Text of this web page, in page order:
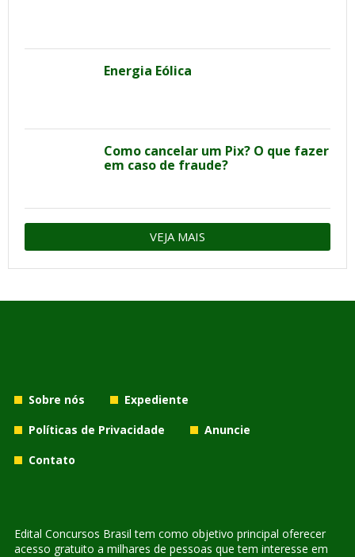
Energia Eólica
Como cancelar um Pix? O que fazer
em caso de fraude?
VEJA MAIS
Sobre nós
Expediente
Políticas de Privacidade
Anuncie
Contato
Edital Concursos Brasil tem como objetivo principal oferecer
acesso gratuito a milhares de pessoas que tem interesse em